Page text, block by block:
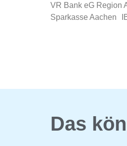
VR Bank eG Region
Sparkasse Aachen
Das